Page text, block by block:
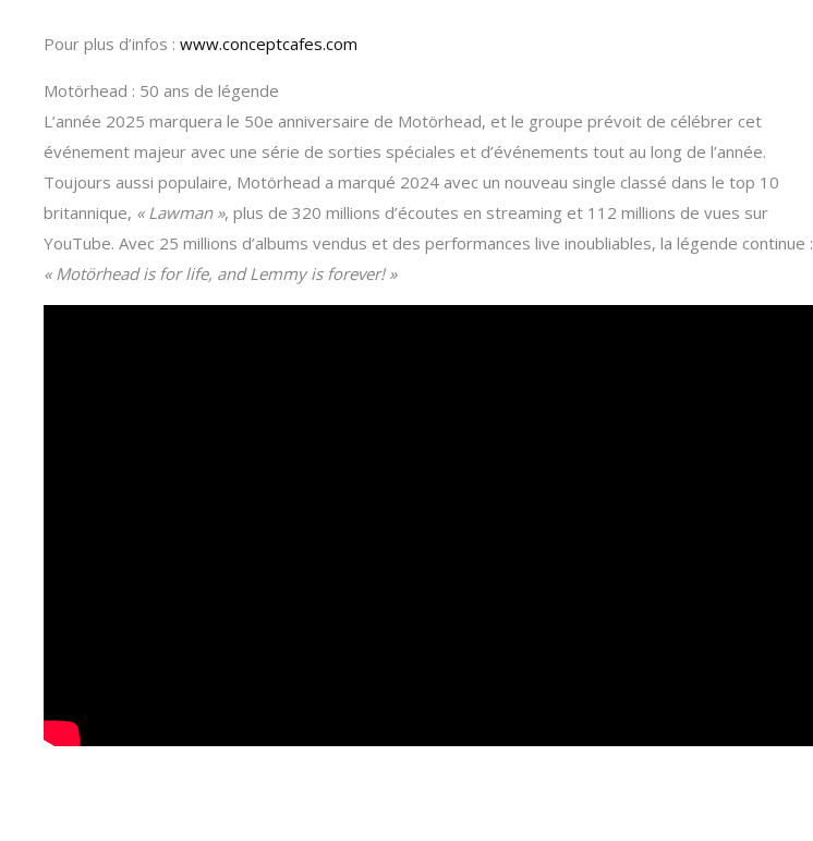
Pour plus d’infos : www.conceptcafes.com
Motörhead : 50 ans de légende
L’année 2025 marquera le 50e anniversaire de Motörhead, et le groupe prévoit de célébrer cet
événement majeur avec une série de sorties spéciales et d’événements tout au long de l’année.
Toujours aussi populaire, Motörhead a marqué 2024 avec un nouveau single classé dans le top 10
britannique, « Lawman », plus de 320 millions d’écoutes en streaming et 112 millions de vues sur
YouTube. Avec 25 millions d’albums vendus et des performances live inoubliables, la légende continue :
« Motörhead is for life, and Lemmy is forever! »